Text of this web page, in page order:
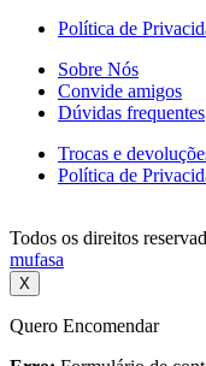
Política de
Sobre Nós
Convide amigos
Dúvidas frequentes
Trocas e
Política de
Todos os direitos
mufasa
X
Quero Encomendar